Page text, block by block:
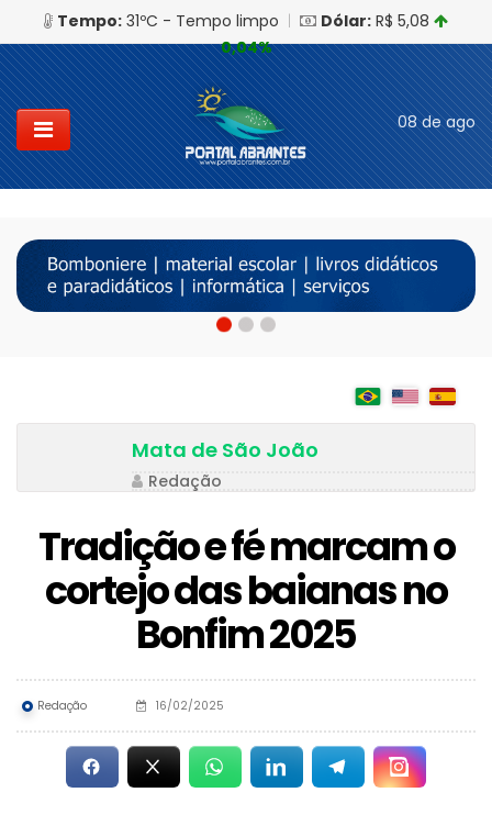
Tempo: 31ºC - Tempo limpo | Dólar: R$ 5,08
0,04%
08 de ago
Mata de São João
Redação
Tradição e fé marcam o
cortejo das baianas no
Bonfim 2025
Redação 16/02/2025